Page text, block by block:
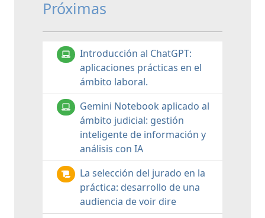
Próximas
Introducción al ChatGPT:
aplicaciones prácticas en el
ámbito laboral.
Gemini Notebook aplicado al
ámbito judicial: gestión
inteligente de información y
análisis con IA
La selección del jurado en la
práctica: desarrollo de una
audiencia de voir dire